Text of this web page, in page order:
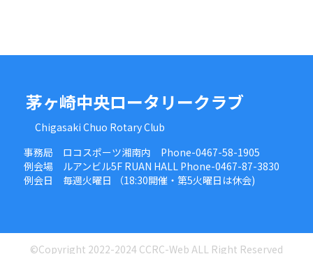
茅ヶ崎中央ロータリークラブ
Chigasaki Chuo Rotary Club
事務局 ロコスポーツ湘南内 Phone-0467-58-1905
例会場 ルアンビル5F RUAN HALL Phone-0467-87-3830
例会日 毎週火曜日 （18:30開催・第5火曜日は休会)
©Copyright 2022-2024 CCRC-Web ALL Right Reserved